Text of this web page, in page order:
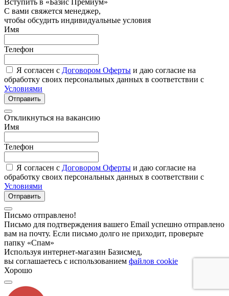
С вами свяжется менеджер,
чтобы обсудить индивидуальные условия
Имя
Телефон
Я согласен с Договором Оферты и даю согласие на
обработку своих персональных данных в соответствии с
Условиями
Отправить
Откликнуться на вакансию
Имя
Телефон
Я согласен с Договором Оферты и даю согласие на
обработку своих персональных данных в соответствии с
Условиями
Отправить
Письмо отправлено!
Письмо для подтверждения вашего Email успешно отправлено
вам на почту. Если письмо долго не приходит, проверьте
папку «Спам»
Используя интернет-магазин Базисмед,
вы соглашаетесь с использованием файлов cookie
Хорошо